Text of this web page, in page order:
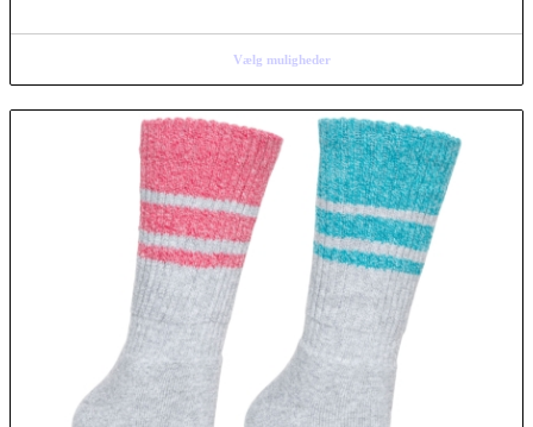
Vælg muligheder